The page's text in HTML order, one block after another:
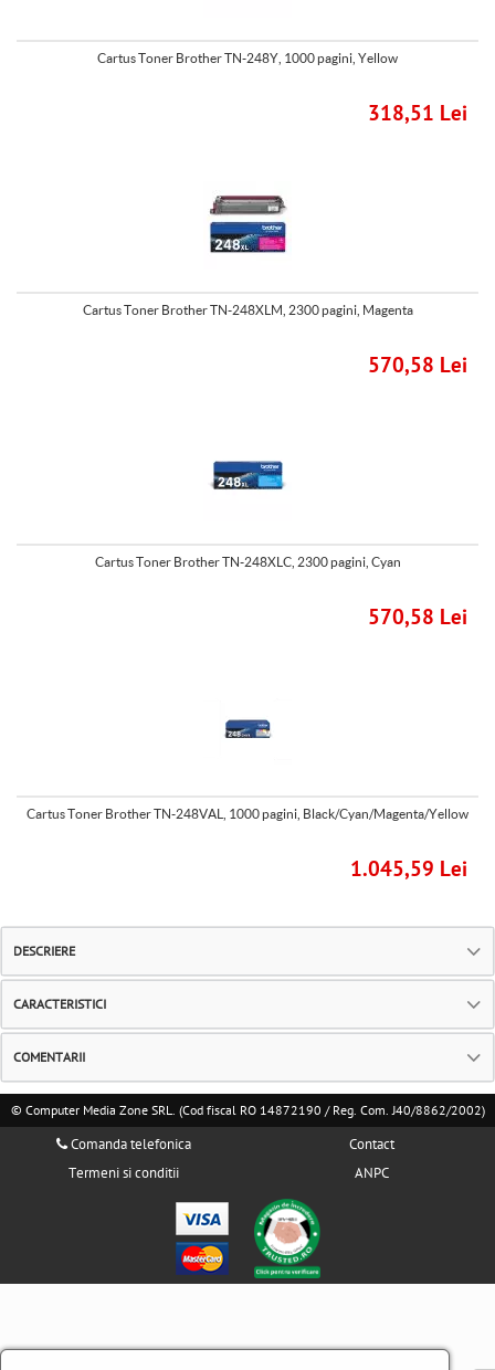
Cartus Toner Brother TN-248Y, 1000 pagini, Yellow
318,51 Lei
Cartus Toner Brother TN-248XLM, 2300 pagini, Magenta
570,58 Lei
Cartus Toner Brother TN-248XLC, 2300 pagini, Cyan
570,58 Lei
Cartus Toner Brother TN-248VAL, 1000 pagini, Black/Cyan/Magenta/Yellow
1.045,59 Lei
DESCRIERE
CARACTERISTICI
COMENTARII
© Computer Media Zone SRL. (Cod fiscal RO 14872190 / Reg. Com. J40/8862/2002)
Comanda telefonica
Termeni si conditii
Contact
ANPC